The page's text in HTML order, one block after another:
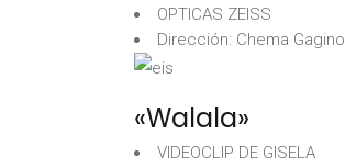
OPTICAS ZEISS
Dirección: Chema Gagino
«Walala»
VIDEOCLIP DE GISELA